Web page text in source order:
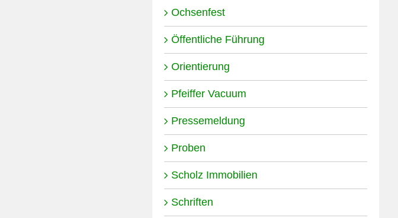
Ochsenfest
Öffentliche Führung
Orientierung
Pfeiffer Vacuum
Pressemeldung
Proben
Scholz Immobilien
Schriften